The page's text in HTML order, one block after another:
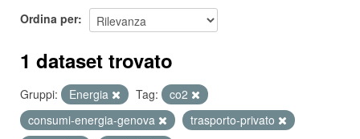
Ordina per
1 dataset trovato
Gruppi: Energia Tag:
co2
consumi-energia-genova
trasporto-privato